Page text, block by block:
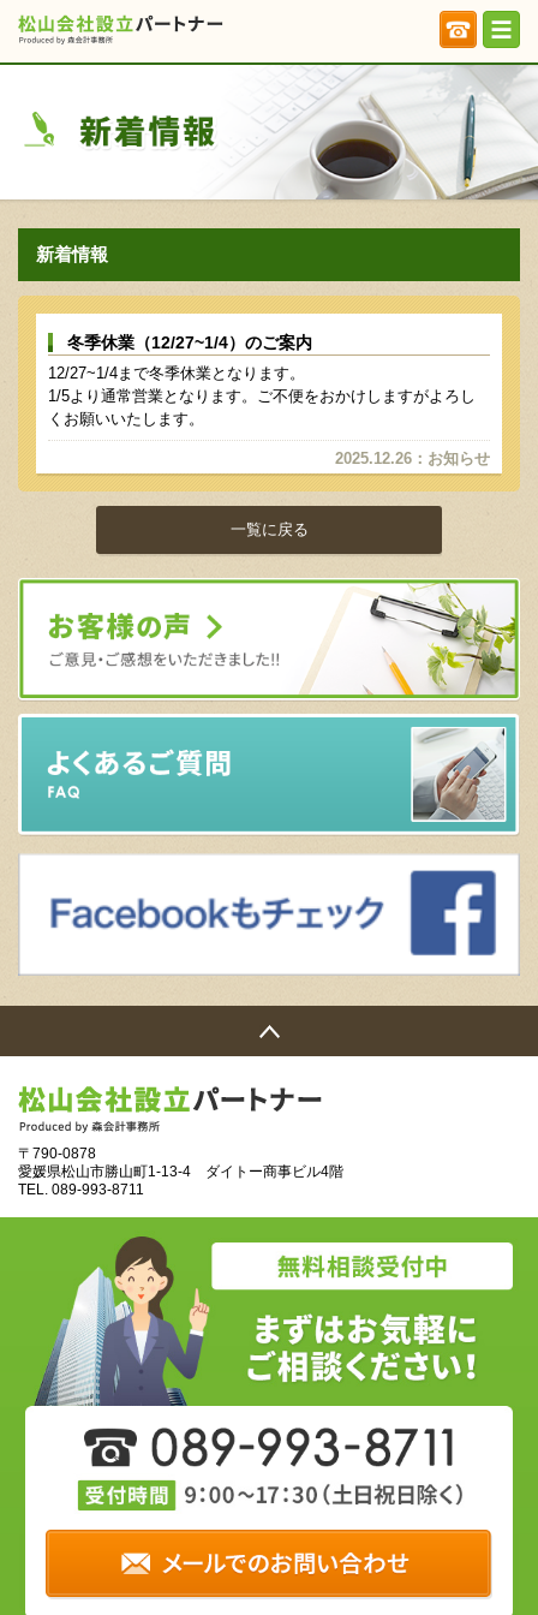
新着情報
冬季休業（12/27~1/4）のご案内
12/27~1/4まで冬季休業となります。
1/5より通常営業となります。ご不便をおかけしますがよろし
くお願いいたします。
2025.12.26 ： お知らせ
一覧に戻る
〒790-0878
愛媛県松山市勝山町1‐13‐4 ダイトー商事ビル4階
TEL. 089‐993‐8711